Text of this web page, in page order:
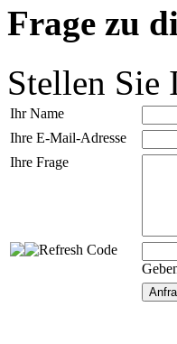
Frage zu
Stellen Sie
Ihr Name
Ihre E-Mail-Adresse
Ihre Frage